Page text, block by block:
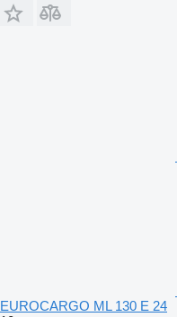
EUROCARGO ML 130 E 24